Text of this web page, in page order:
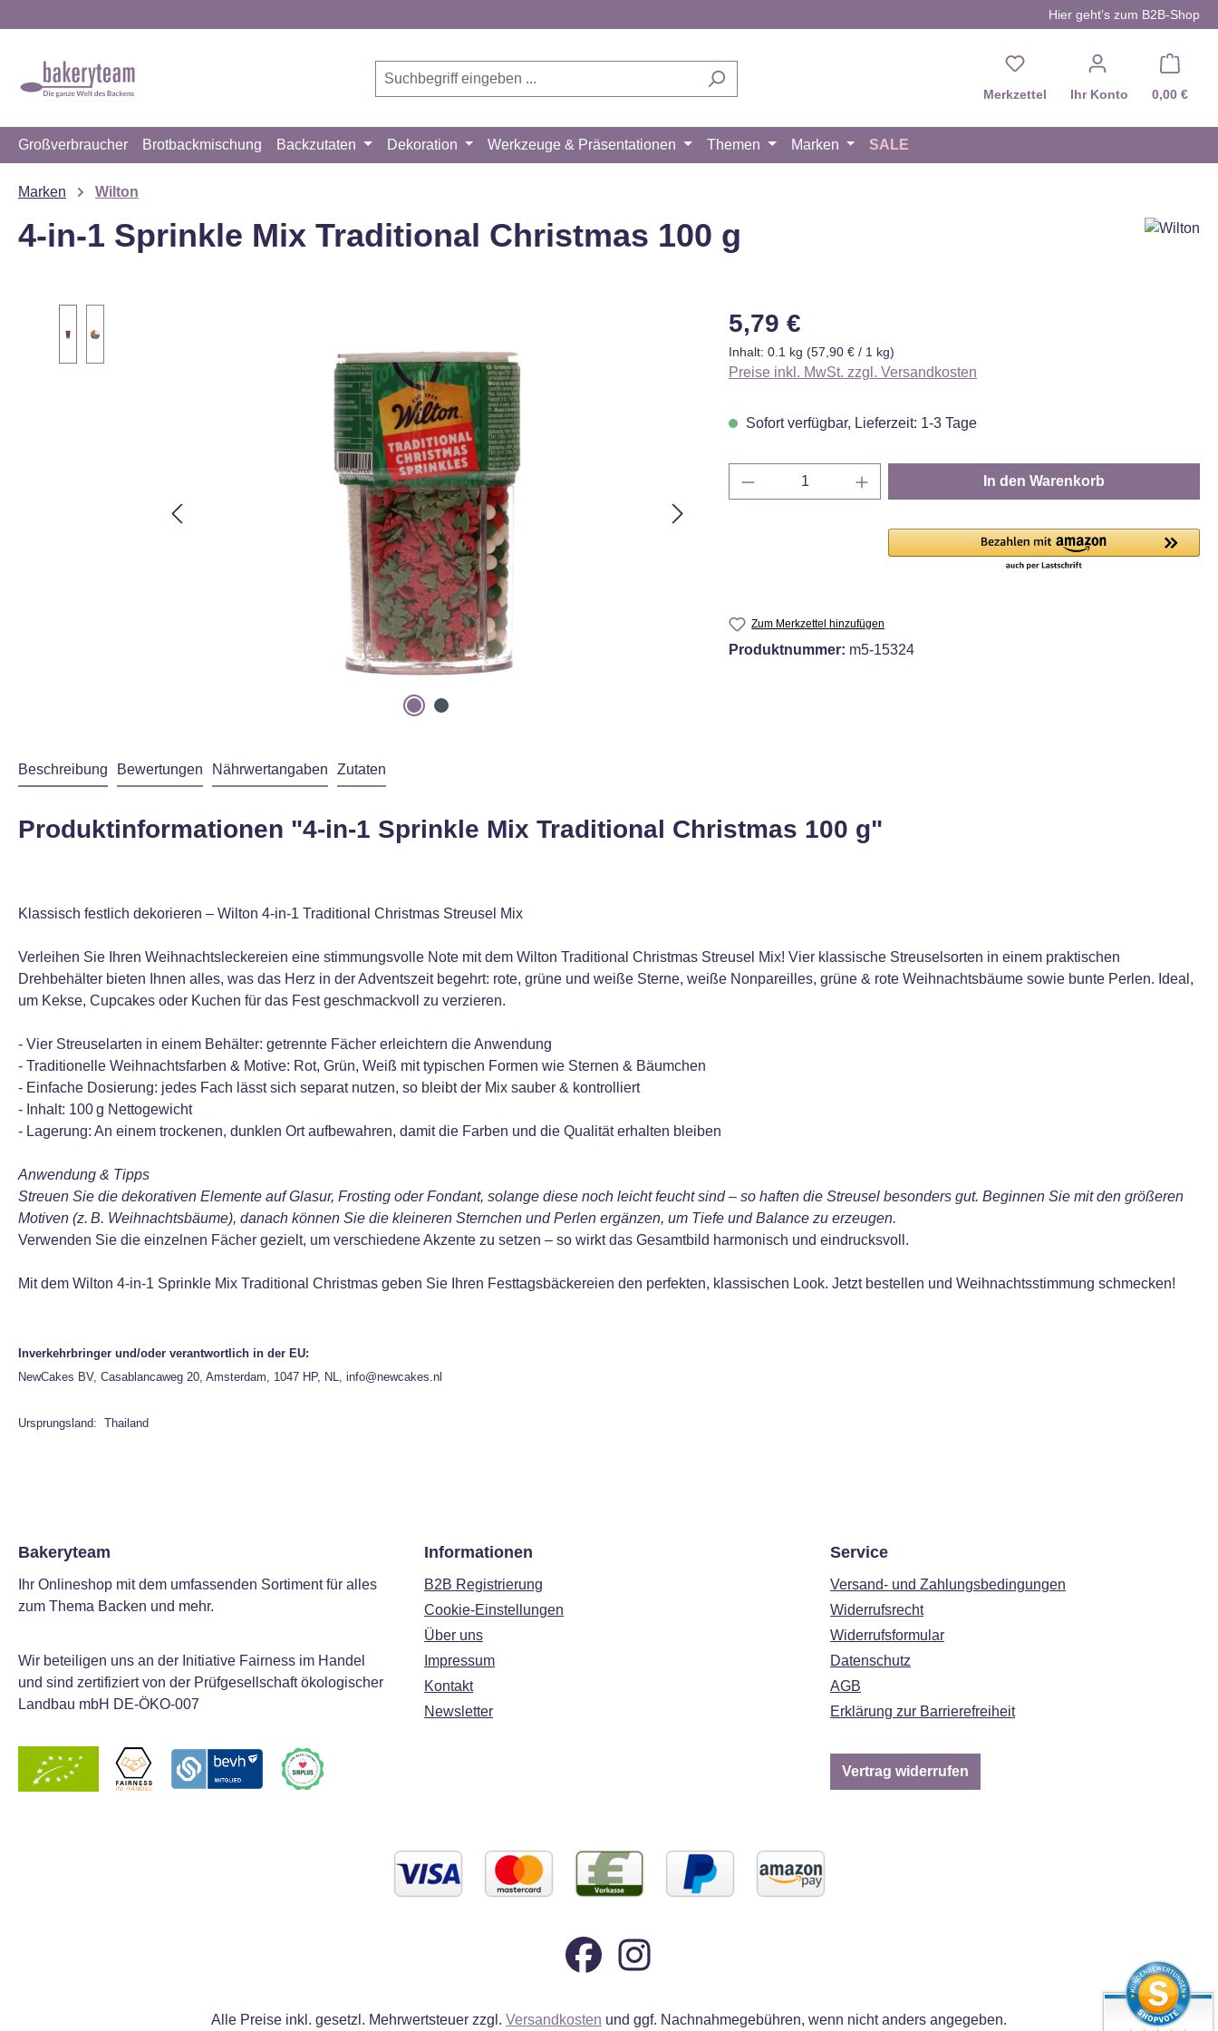
Hier geht’s zum B2B-Shop
Merkzettel Du hast 0 Produkte auf
Ihr Konto 0,00 €
Großverbraucher Brotbackmischung Backzutaten Dekoration Werkzeuge & Präsentationen Themen Marken SALE
Marken Wilton
4-in-1 Sprinkle Mix Traditional Christmas 100 g
Regulärer Preis:
5,79 €
Inhalt: 0.1 kg (57,90 € / 1 kg)
Preise inkl. MwSt. zzgl. Versandkosten
Sofort verfügbar, Lieferzeit: 1-3 Tage
Produkt Anzahl: Gib den gewünschten Wert ein
In den Warenkorb
Zum Merkzettel hinzufügen
Produktnummer: m5-15324
Beschreibung Bewertungen Nährwertangaben Zutaten
Produktinformationen "4-in-1 Sprinkle Mix Traditional Christmas 100 g"
Klassisch festlich dekorieren – Wilton 4‑in‑1 Traditional Christmas Streusel Mix
Verleihen Sie Ihren Weihnachtsleckereien eine stimmungsvolle Note mit dem Wilton Traditional Christmas Streusel Mix! Vier klassische Streuselsorten in einem praktischen
Drehbehälter bieten Ihnen alles, was das Herz in der Adventszeit begehrt: rote, grüne und weiße Sterne, weiße Nonpareilles, grüne & rote Weihnachtsbäume sowie bunte Perlen. Ideal,
um Kekse, Cupcakes oder Kuchen für das Fest geschmackvoll zu verzieren.
- Vier Streuselarten in einem Behälter: getrennte Fächer erleichtern die Anwendung
- Traditionelle Weihnachtsfarben & Motive: Rot, Grün, Weiß mit typischen Formen wie Sternen & Bäumchen
- Einfache Dosierung: jedes Fach lässt sich separat nutzen, so bleibt der Mix sauber & kontrolliert
- Inhalt: 100 g Nettogewicht
- Lagerung: An einem trockenen, dunklen Ort aufbewahren, damit die Farben und die Qualität erhalten bleiben
Anwendung & Tipps
Streuen Sie die dekorativen Elemente auf Glasur, Frosting oder Fondant, solange diese noch leicht feucht sind – so haften die Streusel besonders gut. Beginnen Sie mit den größeren
Motiven (z. B. Weihnachtsbäume), danach können Sie die kleineren Sternchen und Perlen ergänzen, um Tiefe und Balance zu erzeugen.
Verwenden Sie die einzelnen Fächer gezielt, um verschiedene Akzente zu setzen – so wirkt das Gesamtbild harmonisch und eindrucksvoll.
Mit dem Wilton 4‑in‑1 Sprinkle Mix Traditional Christmas geben Sie Ihren Festtagsbäckereien den perfekten, klassischen Look. Jetzt bestellen und Weihnachtsstimmung schmecken!
Inverkehrbringer und/oder verantwortlich in der EU:
NewCakes BV, Casablancaweg 20, Amsterdam, 1047 HP, NL, info@newcakes.nl
Ursprungsland: Thailand
Bakeryteam
Ihr Onlineshop mit dem umfassenden Sortiment für alles
zum Thema Backen und mehr.
Wir beteiligen uns an der Initiative Fairness im Handel
und sind zertifiziert von der Prüfgesellschaft ökologischer
Landbau mbH DE-ÖKO-007
Informationen
B2B Registrierung
Cookie-Einstellungen
Über uns
Impressum
Kontakt
Newsletter
Service
Versand- und Zahlungsbedingungen
Widerrufsrecht
Widerrufsformular
Datenschutz
AGB
Erklärung zur Barrierefreiheit
Vertrag widerrufen
Alle Preise inkl. gesetzl. Mehrwertsteuer zzgl. Versandkosten und ggf. Nachnahmegebühren, wenn nicht anders angegeben.